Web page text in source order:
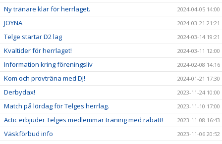
Ny tränare klar för herrlaget. 2024-04-05 14:00
JOYNA 2024-03-21 21:21
Telge startar D2 lag 2024-03-14 19:21
Kvaltider för herrlaget! 2024-03-11 12:00
Information kring föreningsliv 2024-02-08 14:16
Kom och provträna med DJ! 2024-01-21 17:30
Derbydax! 2023-11-24 10:00
Match på lördag för Telges herrlag. 2023-11-10 17:00
Actic erbjuder Telges medlemmar träning med rabatt! 2023-11-08 16:43
Väskförbud info 2023-11-06 20:52